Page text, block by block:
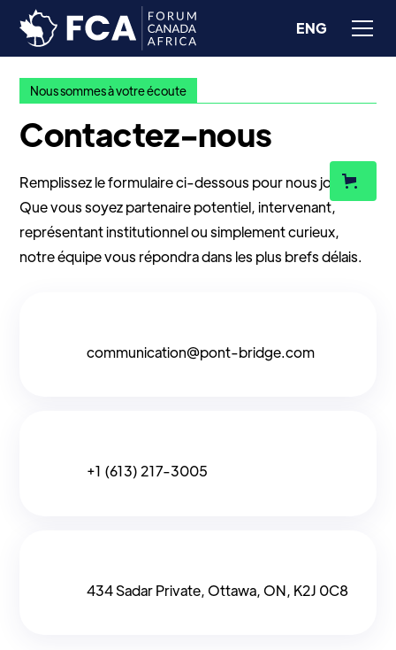
ENG
Nous sommes à votre écoute
Contactez-nous
Remplissez le formulaire ci-dessous pour nous joindre.
Que vous soyez partenaire potentiel, intervenant,
représentant institutionnel ou simplement curieux,
notre équipe vous répondra dans les plus brefs délais.
communication@pont-bridge.com
+1 (613) 217-3005
434 Sadar Private, Ottawa, ON, K2J 0C8